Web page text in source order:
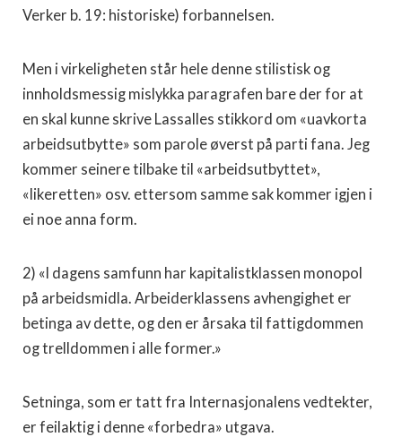
Verker b. 19: historiske) forbannelsen.
Men i virkeligheten står hele denne stilistisk og
innholdsmessig mislykka paragrafen bare der for at
en skal kunne skrive Lassalles stikkord om «uavkorta
arbeidsutbytte» som parole øverst på parti fana. Jeg
kommer seinere tilbake til «arbeidsutbyttet»,
«likeretten» osv. ettersom samme sak kommer igjen i
ei noe anna form.
2) «l dagens samfunn har kapitalistklassen monopol
på arbeidsmidla. Arbeiderklassens avhengighet er
betinga av dette, og den er årsaka til fattigdommen
og trelldommen i alle former.»
Setninga, som er tatt fra Internasjonalens vedtekter,
er feilaktig i denne «forbedra» utgava.